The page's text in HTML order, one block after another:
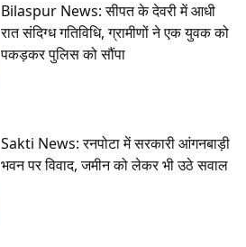
Bilaspur News: सीपत के देवरी में आधी
रात संदिग्ध गतिविधि, ग्रामीणों ने एक युवक को
पकड़कर पुलिस को सौंपा
Sakti News: रनपोटा में सरकारी आंगनबाड़ी
भवन पर विवाद, जमीन को लेकर भी उठे सवाल